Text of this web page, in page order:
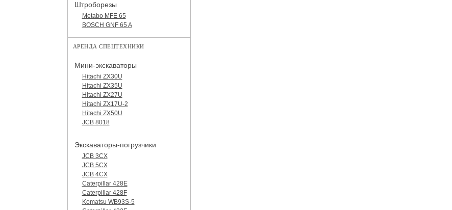
Штроборезы
Metabo MFE 65
BOSCH GNF 65 A
АРЕНДА СПЕЦТЕХНИКИ
Мини-экскаваторы
Hitachi ZX30U
Hitachi ZX35U
Hitachi ZX27U
Hitachi ZX17U-2
Hitachi ZX50U
JCB 8018
Экскаваторы-погрузчики
JCB 3CX
JCB 5CX
JCB 4CX
Caterpillar 428E
Caterpillar 428F
Komatsu WB93S-5